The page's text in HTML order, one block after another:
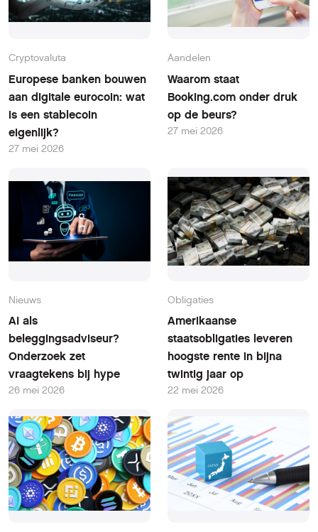
Cryptovaluta
Europese banken bouwen
aan digitale eurocoin: wat
is een stablecoin
eigenlijk?
27 mei 2026
Aandelen
Waarom staat
Booking.com onder druk
op de beurs?
27 mei 2026
Nieuws
AI als
beleggingsadviseur?
Onderzoek zet
vraagtekens bij hype
26 mei 2026
Obligaties
Amerikaanse
staatsobligaties leveren
hoogste rente in bijna
twintig jaar op
22 mei 2026